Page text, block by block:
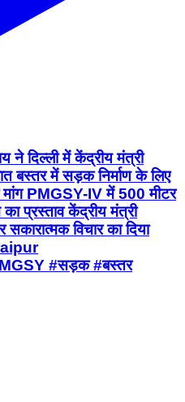
ने दिल्ली में केंद्रीय मंत्री
बस्तर में सड़क निर्माण के लिए
PMGSY-IV में 500 मीटर
प्रस्ताव केंद्रीय मंत्री
सकारात्मक विचार का दिया
#सड़क #बस्तर